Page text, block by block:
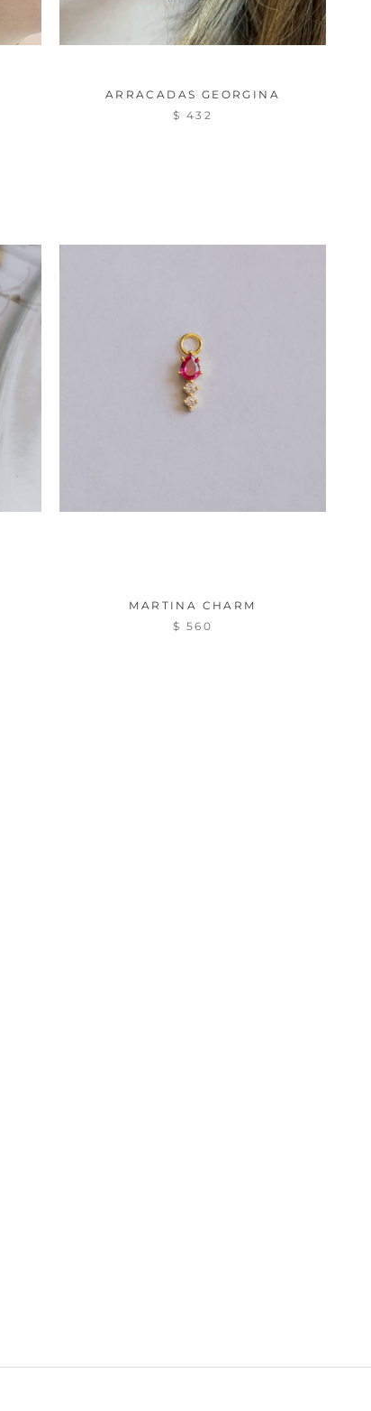
ARRACADAS GEORGINA
$ 432
MARTINA CHARM
$ 560